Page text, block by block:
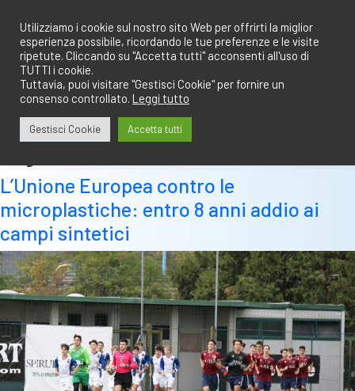
contenuto
L’Unione Europea contro le
microplastiche: entro 8 anni addio ai
campi sintetici
Utilizziamo i cookie sul nostro sito Web per offrirti la miglior
esperienza possibile, ricordando le tue preferenze e le visite
ripetute. Cliccando su "Accetta tutti" acconsenti all'uso di
TUTTI i cookie.
Tuttavia, puoi visitare "Gestisci Cookie" per fornire un
consenso controllato. Leggi tutto
Gestisci Cookie Accetta tutti